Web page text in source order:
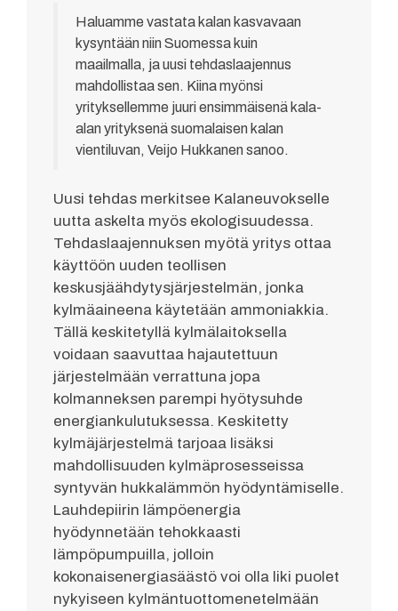
Haluamme vastata kalan kasvavaan
kysyntään niin Suomessa kuin
maailmalla, ja uusi tehdaslaajennus
mahdollistaa sen. Kiina myönsi
yrityksellemme juuri ensimmäisenä kala-
alan yrityksenä suomalaisen kalan
vientiluvan, Veijo Hukkanen sanoo.
Uusi tehdas merkitsee Kalaneuvokselle
uutta askelta myös ekologisuudessa.
Tehdaslaajennuksen myötä yritys ottaa
käyttöön uuden teollisen
keskusjäähdytysjärjestelmän, jonka
kylmäaineena käytetään ammoniakkia.
Tällä keskitetyllä kylmälaitoksella
voidaan saavuttaa hajautettuun
järjestelmään verrattuna jopa
kolmanneksen parempi hyötysuhde
energiankulutuksessa. Keskitetty
kylmäjärjestelmä tarjoaa lisäksi
mahdollisuuden kylmäprosesseissa
syntyvän hukkalämmön hyödyntämiselle.
Lauhdepiirin lämpöenergia
hyödynnetään tehokkaasti
lämpöpumpuilla, jolloin
kokonaisenergiasäästö voi olla liki puolet
nykyiseen kylmäntuottomenetelmään